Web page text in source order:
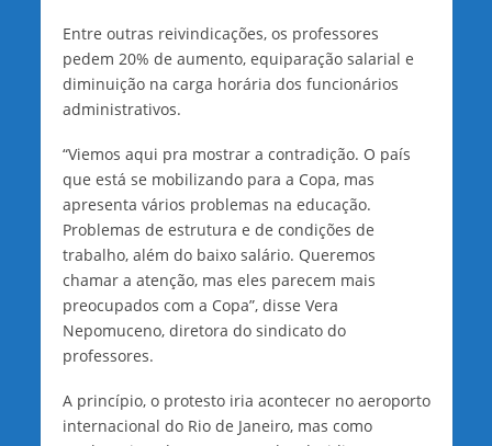
Entre outras reivindicações, os professores
pedem 20% de aumento, equiparação salarial e
diminuição na carga horária dos funcionários
administrativos.
“Viemos aqui pra mostrar a contradição. O país
que está se mobilizando para a Copa, mas
apresenta vários problemas na educação.
Problemas de estrutura e de condições de
trabalho, além do baixo salário. Queremos
chamar a atenção, mas eles parecem mais
preocupados com a Copa”, disse Vera
Nepomuceno, diretora do sindicato do
professores.
A princípio, o protesto iria acontecer no aeroporto
internacional do Rio de Janeiro, mas como